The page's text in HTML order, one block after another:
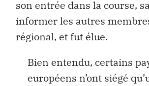
son entrée dans la course,
informer les autres
régional, et fut élue.
Bien entendu, certains
européens n’ont siégé